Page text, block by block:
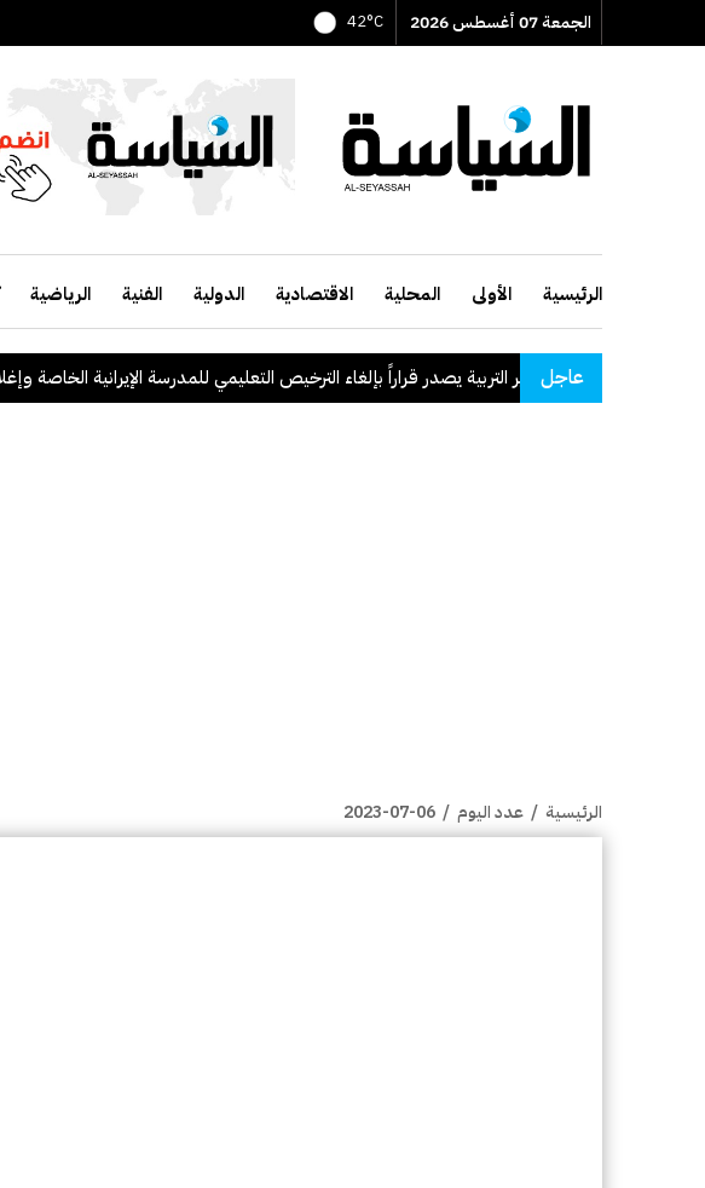
الجمعة 07 أغسطس 2026 42°C
الرئيسية الأولى المحلية الاقتصادية الدولية الفنية الرياضية
عاجل
وزير التربية يصدر قراراً بإلغاء الترخيص التعليمي للمدرسة الإيرانية الخاصة وإغلاقها .
الرئيسية / عدد اليوم /
2023-07-06